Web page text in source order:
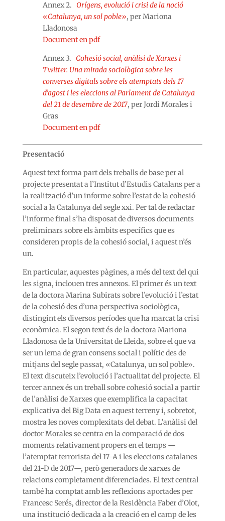
Annex 2. Orígens, evolució i crisi de la noció
«Catalunya, un sol poble», per Mariona
Lladonosa
Document en pdf
Annex 3. Cohesió social, anàlisi de Xarxes i
Twitter. Una mirada sociològica sobre les
converses digitals sobre els atemptats dels 17
d’agost i les eleccions al Parlament de Catalunya
del 21 de desembre de 2017, per Jordi Morales i
Gras
Document en pdf
Presentació
Aquest text forma part dels treballs de base per al
projecte presentat a l’Institut d’Estudis Catalans per a
la realització d’un informe sobre l’estat de la cohesió
social a la Catalunya del segle xxi. Per tal de redactar
l’informe final s’ha disposat de diversos documents
preliminars sobre els àmbits específics que es
consideren propis de la cohesió social, i aquest n’és
un.
En particular, aquestes pàgines, a més del text del qui
les signa, inclouen tres annexos. El primer és un text
de la doctora Marina Subirats sobre l’evolució i l’estat
de la cohesió des d’una perspectiva sociològica,
distingint els diversos períodes que ha marcat la crisi
econòmica. El segon text és de la doctora Mariona
Lladonosa de la Universitat de Lleida, sobre el que va
ser un lema de gran consens social i polític des de
mitjans del segle passat, «Catalunya, un sol poble».
El text discuteix l’evolució i l’actualitat del projecte. El
tercer annex és un treball sobre cohesió social a partir
de l’anàlisi de Xarxes que exemplifica la capacitat
explicativa del Big Data en aquest terreny i, sobretot,
mostra les noves complexitats del debat. L’anàlisi del
doctor Morales se centra en la comparació de dos
moments relativament propers en el temps —
l’atemptat terrorista del 17-A i les eleccions catalanes
del 21-D de 2017—, però generadors de xarxes de
relacions completament diferenciades. El text central
també ha comptat amb les reflexions aportades per
Francesc Serés, director de la Residència Faber d’Olot,
una institució dedicada a la creació en el camp de les